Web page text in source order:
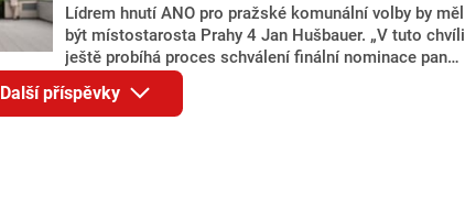
Lídrem hnutí ANO pro pražské komunální volby by měl
být místostarosta Prahy 4 Jan Hušbauer. „V tuto chvíli
ještě probíhá proces schválení finální nominace pana
Jana Hušbauera Výborem hnutí ANO,“ uvedl pro
redakci místopředseda pražského ANO Martin
Benkovič. O Hušbauerovi se spekulovalo jako o
Další příspěvky